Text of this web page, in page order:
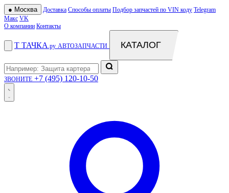
● Москва Доставка Способы оплаты Подбор запчастей по VIN коду Telegram
Макс VK
О компании Контакты
Т ТАЧКА .ру АВТОЗАПЧАСТИ КАТАЛОГ
ЗВОНИТЕ +7 (495) 120-10-50